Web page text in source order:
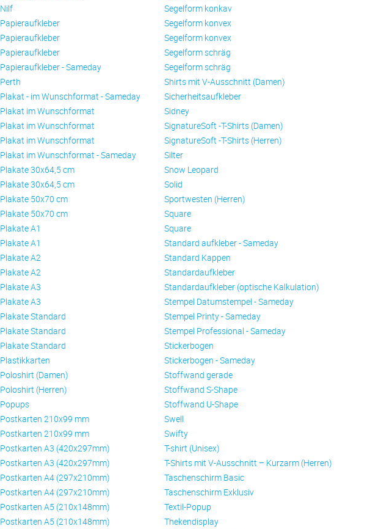
Nilf
Papieraufkleber
Papieraufkleber
Papieraufkleber
Papieraufkleber - Sameday
Perth
Plakat - im Wunschformat - Sameday
Plakat im Wunschformat
Plakat im Wunschformat
Plakat im Wunschformat
Plakat im Wunschformat - Sameday
Plakate 30x64,5 cm
Plakate 30x64,5 cm
Plakate 50x70 cm
Plakate 50x70 cm
Plakate A1
Plakate A1
Plakate A2
Plakate A2
Plakate A3
Plakate A3
Plakate Standard
Plakate Standard
Plakate Standard
Plastikkarten
Poloshirt (Damen)
Poloshirt (Herren)
Popups
Postkarten 210x99 mm
Postkarten 210x99 mm
Postkarten A3 (420x297mm)
Postkarten A3 (420x297mm)
Postkarten A4 (297x210mm)
Postkarten A4 (297x210mm)
Postkarten A5 (210x148mm)
Postkarten A5 (210x148mm)
Se­gel­form konkav
Se­gel­form konvex
Se­gel­form konvex
Se­gel­form schräg
Se­gel­form schräg
Shirts mit V-Ausschnitt (Damen)
Sicherheitsaufkleber
Sidney
SignatureSoft -T-Shirts (Damen)
SignatureSoft -T-Shirts (Herren)
Silter
Snow Leopard
Solid
Sportwesten (Herren)
Square
Square
Standard aufkleber - Sameday
Standard Kappen
Standardaufkleber
Standardaufkleber (optische Kalkulation)
Stempel Datumstempel - Sameday
Stempel Printy - Sameday
Stempel Professional - Sameday
Stickerbogen
Stickerbogen - Sameday
Stoffwand gerade
Stoffwand S-Shape
Stoffwand U-Shape
Swell
Swifty
T-shirt (Unisex)
T-Shirts mit V-Ausschnitt – Kurzarm (Herren)
Taschenschirm Basic
Taschenschirm Exklusiv
Textil-Popup
Thekendisplay